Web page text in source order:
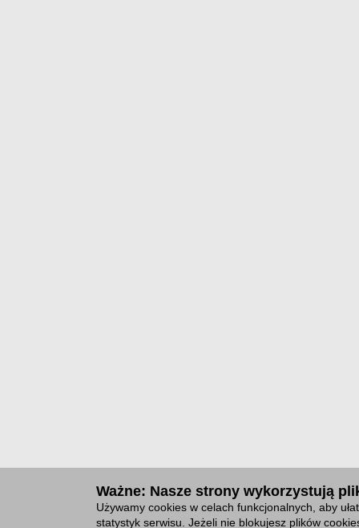
Ważne: Nasze strony wykorzystują
Używamy cookies w celach funkcjonalnych, aby
statystyk serwisu. Jeżeli nie blokujesz plików